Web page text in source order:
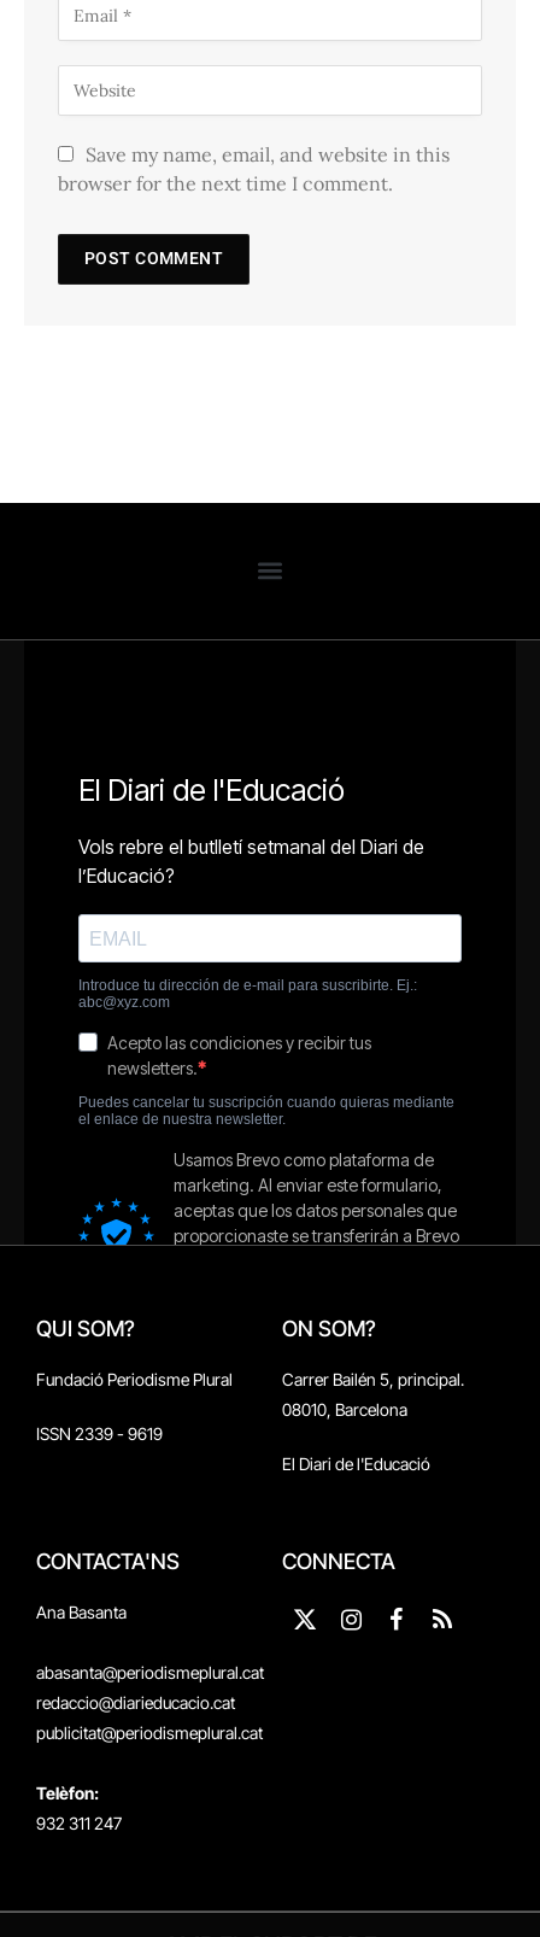
Save my name, email, and website in this
browser for the next time I comment.
QUI SOM?
Fundació Periodisme Plural
ISSN 2339 - 9619
ON SOM?
Carrer Bailén 5, principal.
08010, Barcelona
El Diari de l'Educació
CONTACTA'NS
Ana Basanta
abasanta@periodismeplural.cat
redaccio@diarieducacio.cat
publicitat@periodismeplural.cat
Telèfon:
932 311 247
CONNECTA
X
Instagram
Facebook
RSS